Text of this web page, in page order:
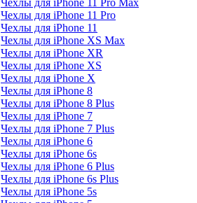
Чехлы для iPhone 11 Pro
Чехлы для iPhone 11
Чехлы для iPhone XS Max
Чехлы для iPhone XR
Чехлы для iPhone XS
Чехлы для iPhone X
Чехлы для iPhone 8
Чехлы для iPhone 8 Plus
Чехлы для iPhone 7
Чехлы для iPhone 7 Plus
Чехлы для iPhone 6
Чехлы для iPhone 6s
Чехлы для iPhone 6 Plus
Чехлы для iPhone 6s Plus
Чехлы для iPhone 5s